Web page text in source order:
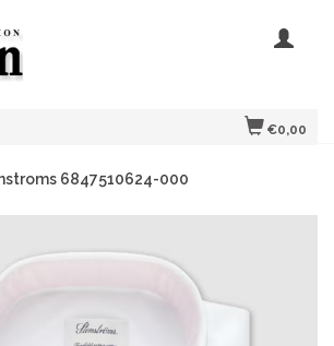
€0,00
6847510624-000